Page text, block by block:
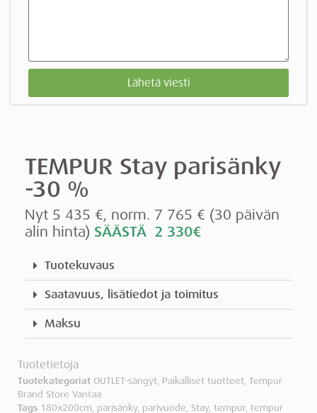
Lähetä viesti
TEMPUR Stay parisänky
-30 %
Nyt 5 435 €, norm. 7 765 € (30 päivän
alin hinta) SÄÄSTÄ 2 330€
Tuotekuvaus
Saatavuus, lisätiedot ja toimitus
Maksu
Tuotetietoja
Tuotekategoriat OUTLET-sängyt, Paikalliset tuotteet, Tempur
Brand Store Vantaa
Tags 180x200cm, parisänky, parivuode, Stay, tempur, tempur